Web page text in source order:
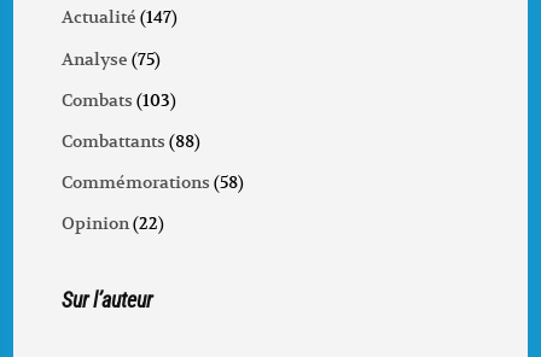
Actualité (147)
Analyse (75)
Combats (103)
Combattants (88)
Commémorations (58)
Opinion(22)
Sur l’auteur